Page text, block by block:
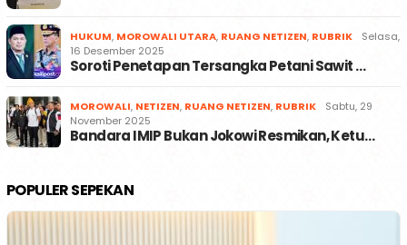
HUKUM, MOROWALI UTARA, RUANG NETIZEN, RUBRIK
Selasa,
16 Desember 2025
Soroti Penetapan Tersangka Petani Sawit …
MOROWALI, NETIZEN, RUANG NETIZEN, RUBRIK
Sabtu, 29
November 2025
Bandara IMIP Bukan Jokowi Resmikan, Ketu…
POPULER SEPEKAN